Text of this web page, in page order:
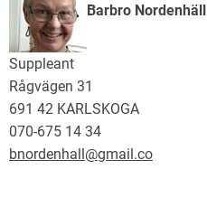
Barbro Nordenhäll
Suppleant
Rågvägen 31
691 42 KARLSKOGA
070-675 14 34
bnordenhall@gmail.co